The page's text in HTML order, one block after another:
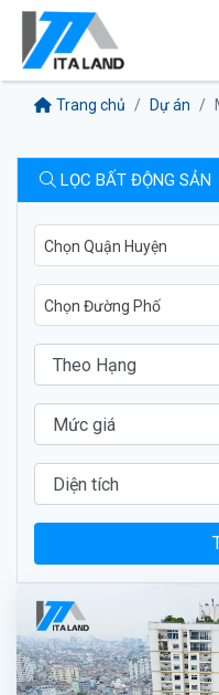
Trang chủ Dự án
LỌC BẤT ĐỘNG SẢN
Chọn Quận Huyện
Chọn Đường Phố